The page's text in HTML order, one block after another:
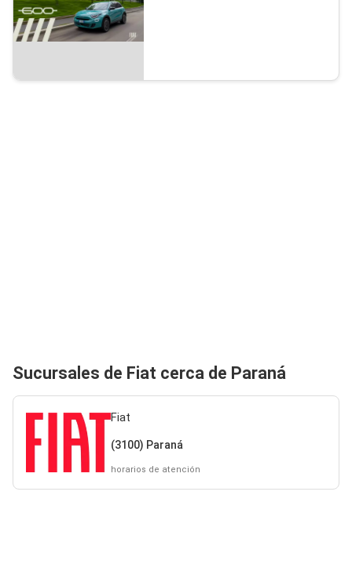
Sucursales de Fiat cerca de Paraná
Fiat
(3100) Paraná
horarios de atención